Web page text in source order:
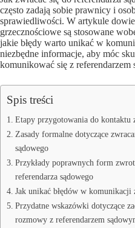
często zadają sobie prawnicy i
sprawiedliwości. W artykule
grzecznościowe są stosowane
jakie błędy warto unikać w
niezbędne informacje, aby móc
komunikować się z referendarzem
Spis treści
Etapy przygotowania do kontaktu
Zasady formalne dotyczące
sądowego
Przykłady poprawnych form
referendarza sądowego
Jak unikać błędów w komunikacji
Przydatne wskazówki dotyczące
rozmowy z referendarzem